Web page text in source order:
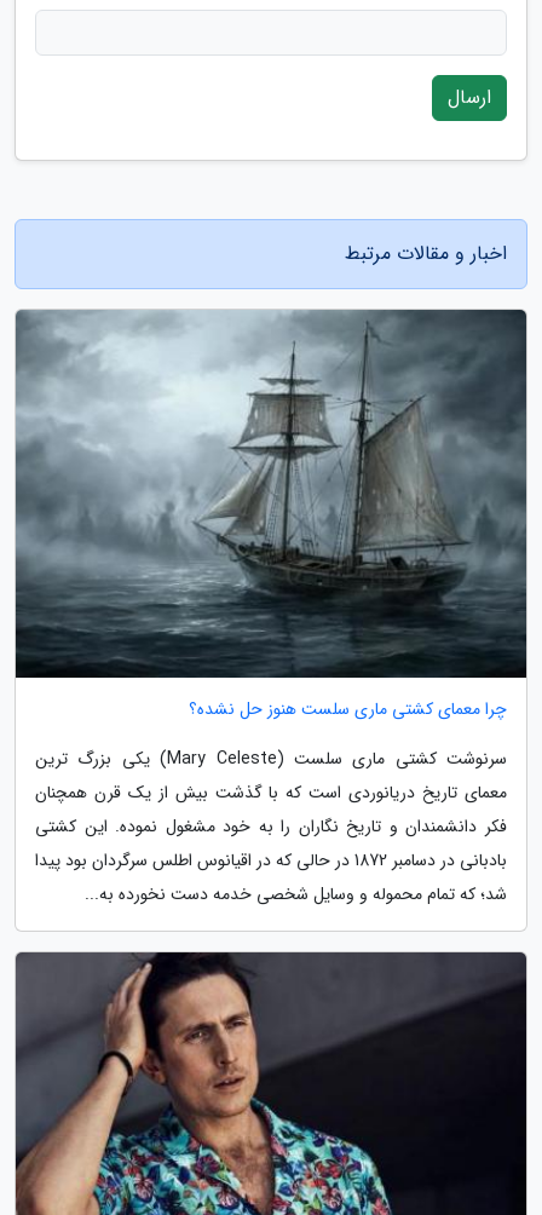
ارسال
اخبار و مقالات مرتبط
چرا معمای کشتی ماری سلست هنوز حل نشده؟
سرنوشت کشتی ماری سلست (Mary Celeste) یکی بزرگ ترین
معمای تاریخ دریانوردی است که با گذشت بیش از یک قرن همچنان
فکر دانشمندان و تاریخ نگاران را به خود مشغول نموده. این کشتی
بادبانی در دسامبر 1872 در حالی که در اقیانوس اطلس سرگردان بود پیدا
شد؛ که تمام محموله و وسایل شخصی خدمه دست نخورده به...